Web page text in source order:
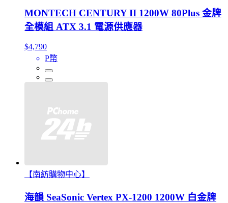
MONTECH CENTURY II 1200W 80Plus 金牌
全模組 ATX 3.1 電源供應器
$4,790
P幣
【南紡購物中心】
海韻 SeaSonic Vertex PX-1200 1200W 白金牌